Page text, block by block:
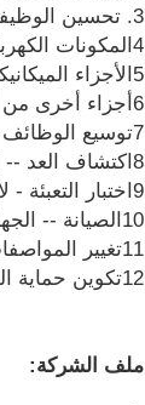
3. تحسين الوظيفة -- تغذية مع جهاز مضاد للنزيف، وفقا لخصائص المواد يمكن أن يكون وظيفة ملء الغوص.
4المكونات الكهربائية -- يتم اعتماد العلامات التجارية الشهيرة الدولية لضمان سلامة وموثوقية ودقة المعدات ؛
5الأجزاء الميكانيكية - PVC والأنابيب PTFE غير السامة ومقاومة للتآكل تستخدم للأجزاء التي تتلامس مع المواد.
6أجزاء أخرى من الجهاز مصنوعة من 304 الفولاذ المقاوم للصدأ.
7توسيع الوظائف - وفقًا لمتطلبات العميل لتكوين متطلبات خاصة ، مثل: ختم المواد ، التسخين ، التعقيم ، إلخ.
8اكتشاف العد -- العد في الوقت الحقيقي، انعكاس بديهي لمخرجات العمل.
9اختبار التعبئة - لا يوجد ملء، لا يوجد زجاجات كافية لا تملأ
10الصيانة -- الجهاز يستوفي متطلبات GMP ويمكن تفكيكه وتنظيفه وصيانته بسهولة.
11تغيير المواصفات - عند تغيير مواصفات التعبئة ، من السهل إجراء تعديلات بسيطة.
12تكوين حماية البيئة -- يمكن تكوين إطار حماية البيئة وفقا لمتطلبات العميل،حتى تكون بيئة تشغيل الآلة أكثر نظافة وصحة.
ملف الشركة: